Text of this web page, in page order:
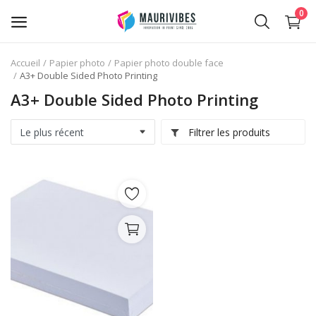
0
Impression Photo Aimant de
réfrigérateur
Point de vente en ligne (POS)
Transfer Paper Printing
Impression d'autocollants
holographiques
Papier photo
Accueil Papier photo
Papier photo double face
A3+ Double Sided Photo Printing
A3+ Double Sided Photo Printing
Filtrer les produits